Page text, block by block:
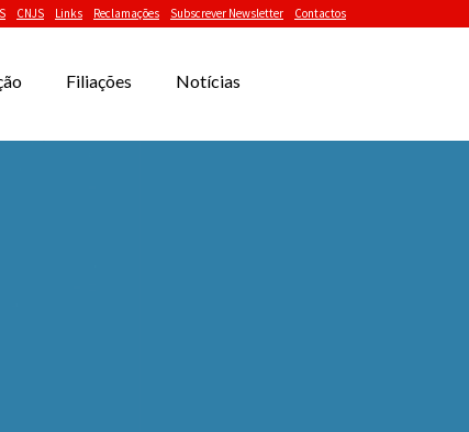
CNJS Links Reclamações Subscrever Newsletter Contactos
Filiações Notícias